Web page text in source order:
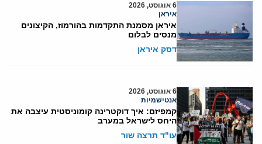
6 אוגוסט, 2026
איראן
איראן מסמנת התקדמות בהורמוז, הקיצונים
מנסים לבלום
דסק איראן
6 אוגוסט, 2026
אנטישמיות
קמפיזם: איך דוקטרינה קומוניסטית עיצבה את
היחס לישראל במערב
עו"ד תרצה שור